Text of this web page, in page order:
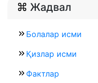
Жадвал
Болалар исми
Қизлар исми
Фактлар